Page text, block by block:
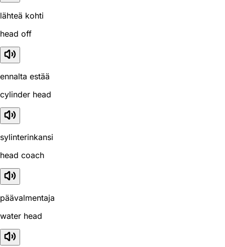
lähteä kohti
head off
ennalta estää
cylinder head
sylinterinkansi
head coach
päävalmentaja
water head